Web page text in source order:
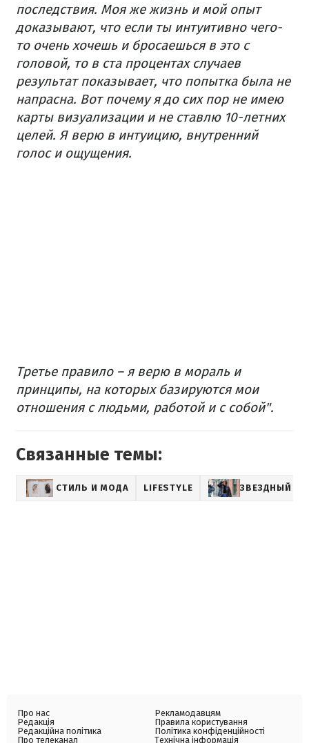
последствия. Моя же жизнь и мой опыт
доказывают, что если ты интуитивно чего-
то очень хочешь и бросаешься в это с
головой, то в ста процентах случаев
результат показывает, что попытка была не
напрасна. Вот почему я до сих пор не имею
карты визуализации и не ставлю 10-летних
целей. Я верю в интуицию, внутренний
голос и ощущения.
Третье правило – я верю в мораль и
принципы, на которых базируются мои
отношения с людьми, работой и с собой".
Связанные темы:
СТИЛЬ И МОДА LIFESTYLE ЗВЕЗДНЫЙ
Про нас
Редакція
Редакційна політика
Про телеканал
Рекламодавцям
Правила користування
Політика конфіденційності
Технічна інформація